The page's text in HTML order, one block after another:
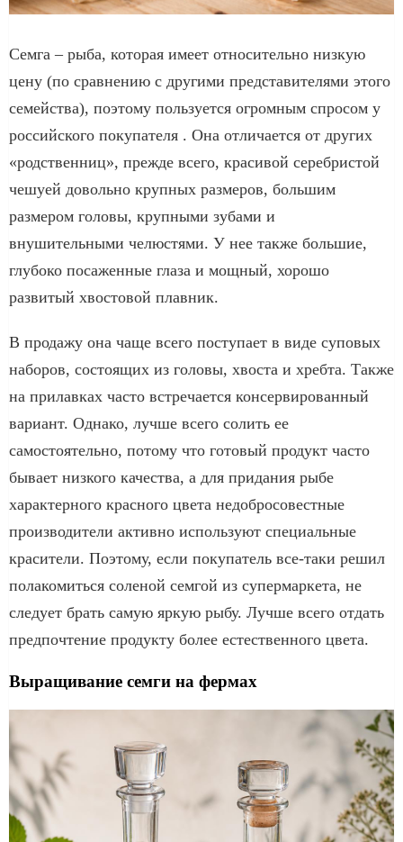
Семга – рыба, которая имеет относительно низкую
цену (по сравнению с другими представителями этого
семейства), поэтому пользуется огромным спросом у
российского покупателя . Она отличается от других
«родственниц», прежде всего, красивой серебристой
чешуей довольно крупных размеров, большим
размером головы, крупными зубами и
внушительными челюстями. У нее также большие,
глубоко посаженные глаза и мощный, хорошо
развитый хвостовой плавник.
В продажу она чаще всего поступает в виде суповых
наборов, состоящих из головы, хвоста и хребта. Также
на прилавках часто встречается консервированный
вариант. Однако, лучше всего солить ее
самостоятельно, потому что готовый продукт часто
бывает низкого качества, а для придания рыбе
характерного красного цвета недобросовестные
производители активно используют специальные
красители. Поэтому, если покупатель все-таки решил
полакомиться соленой семгой из супермаркета, не
следует брать самую яркую рыбу. Лучше всего отдать
предпочтение продукту более естественного цвета.
Выращивание семги на фермах